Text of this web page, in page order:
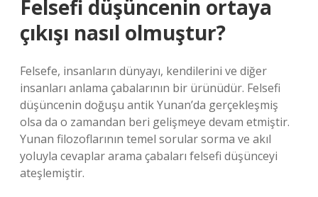
Felsefi düşüncenin ortaya
çıkışı nasıl olmuştur?
Felsefe, insanların dünyayı, kendilerini ve diğer
insanları anlama çabalarının bir ürünüdür. Felsefi
düşüncenin doğuşu antik Yunan’da gerçekleşmiş
olsa da o zamandan beri gelişmeye devam etmiştir.
Yunan filozoflarının temel sorular sorma ve akıl
yoluyla cevaplar arama çabaları felsefi düşünceyi
ateşlemiştir.